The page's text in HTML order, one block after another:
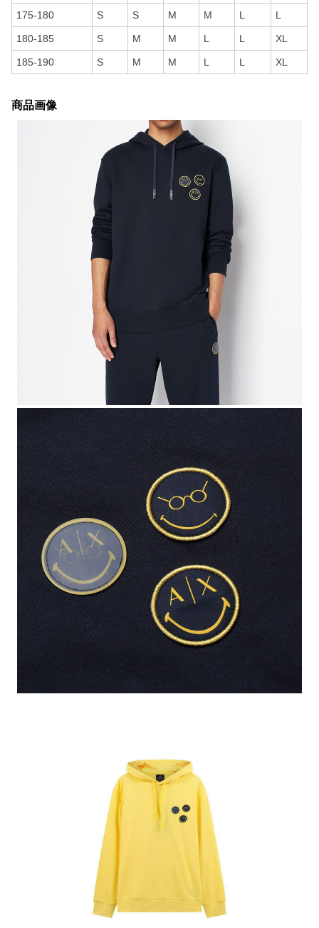
175-180 S S M M L L
180-185 S M M L L XL
185-190 S M M L L XL
商品画像